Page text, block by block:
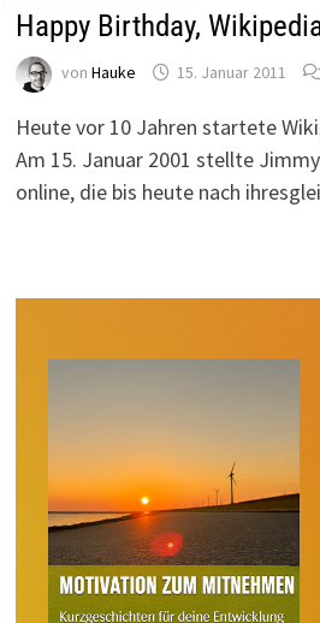
Happy Birthday,
von Hauke 15. Januar 2011
Heute vor 10 Jahren startete
Am 15. Januar 2001 stellte
online, die bis heute nach